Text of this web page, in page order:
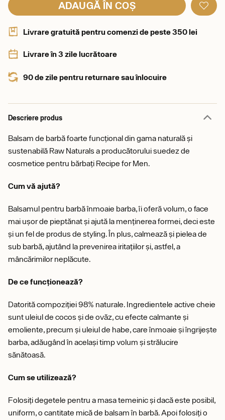
ADAUGĂ ÎN COȘ
Livrare gratuită pentru comenzi de peste 350 lei
Livrare în 3 zile lucrătoare
90 de zile pentru returnare sau înlocuire
Descriere produs
Balsam de barbă foarte funcțional din gama naturală și
sustenabilă Raw Naturals a producătorului suedez de
cosmetice pentru bărbați Recipe for Men.
Cum vă ajută?
Balsamul pentru barbă înmoaie barba, îi oferă volum, o face
mai ușor de pieptănat și ajută la menținerea formei, deci este
și un fel de produs de styling. În plus, calmează și pielea de
sub barbă, ajutând la prevenirea iritațiilor și, astfel, a
mâncărimilor neplăcute.
De ce funcționează?
Datorită compoziției 98% naturale. Ingredientele active cheie
sunt uleiul de cocos și de ovăz, cu efecte calmante și
emoliente, precum și uleiul de habe, care înmoaie și îngrijește
barba, adăugând în același timp volum și strălucire
sănătoasă.
Cum se utilizează?
Folosiți degetele pentru a masa temeinic și dacă este posibil,
uniform, o cantitate mică de balsam în barbă. Apoi folosiți o